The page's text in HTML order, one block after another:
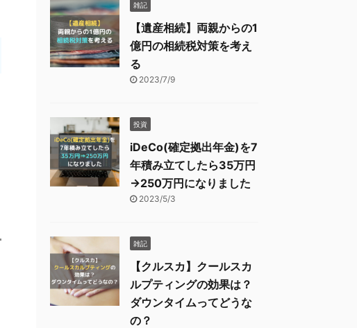
雑記
【遺産相続】両親からの1
億円の相続税対策を考え
る
2023/7/9
投資
iDeCo(確定拠出年金)を7
年積み立てしたら35万円
→250万円になりました
2023/5/3
雑記
【クルスカ】クールスカ
ルプティングの効果は？
ダウンタイムってどうな
の？